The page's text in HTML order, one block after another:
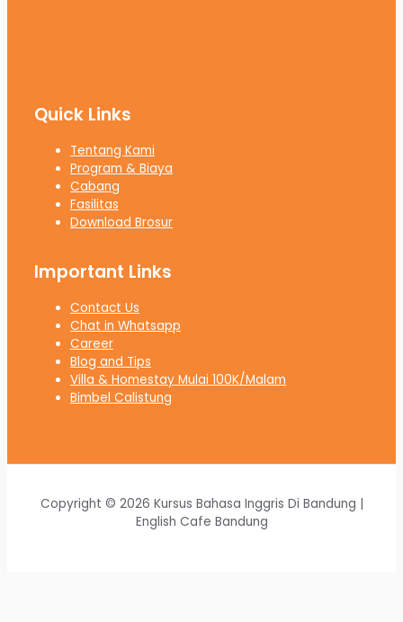
Quick Links
Tentang Kami
Program & Biaya
Cabang
Fasilitas
Download Brosur
Important Links
Contact Us
Chat in Whatsapp
Career
Blog and Tips
Villa & Homestay Mulai 100K/Malam
Bimbel Calistung
Copyright © 2026 Kursus Bahasa Inggris Di Bandung |
English Cafe Bandung